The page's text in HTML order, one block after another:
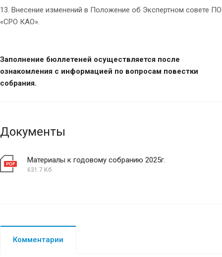
13. Внесение изменений в Положение об Экспертном совете ПО
«СРО КАО».
Заполнение бюллетеней осуществляется после
ознакомления с информацией по вопросам повестки
собрания.
Документы
Материалы к годовому собранию 2025г.
631.7 Кб
Комментарии